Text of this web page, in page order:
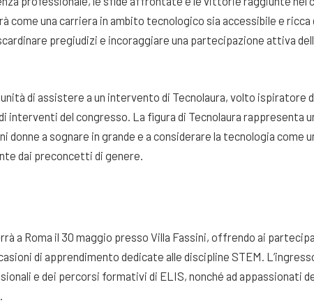
come una carriera in ambito tecnologico sia accessibile e ricca
pregiudizi e incoraggiare una partecipazione attiva
di assistere a un intervento di Tecnolaura, volto ispiratore
interventi del congresso. La figura di Tecnolaura rappresenta
donne a sognare in grande e a considerare la tecnologia come
dai preconcetti di genere.
a Roma il 30 maggio presso Villa Fassini, offrendo ai
di apprendimento dedicate alle discipline STEM.
e dei percorsi formativi di ELIS, nonché ad appassionati